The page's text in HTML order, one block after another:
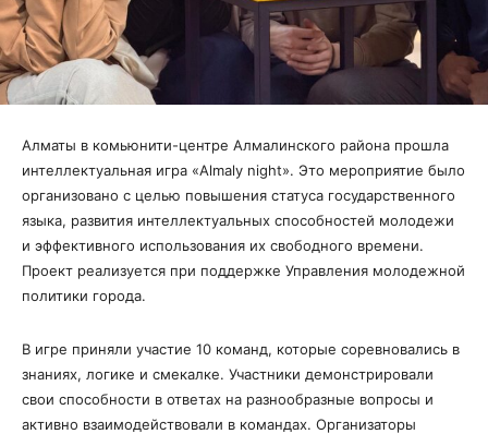
Алматы в комьюнити-центре Алмалинского района прошла
интеллектуальная игра «Almaly night». Это мероприятие было
организовано с целью повышения статуса государственного
языка, развития интеллектуальных способностей молодежи
и эффективного использования их свободного времени.
Проект реализуется при поддержке Управления молодежной
политики города.
В игре приняли участие 10 команд, которые соревновались в
знаниях, логике и смекалке. Участники демонстрировали
свои способности в ответах на разнообразные вопросы и
активно взаимодействовали в командах. Организаторы